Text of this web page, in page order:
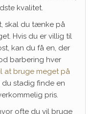
kvalitet.
skal du tænke på
Hvis du er villig til
kan du få en, der
barbering hver
at bruge meget på
du stadig finde en
pris.
ofte du vil bruge